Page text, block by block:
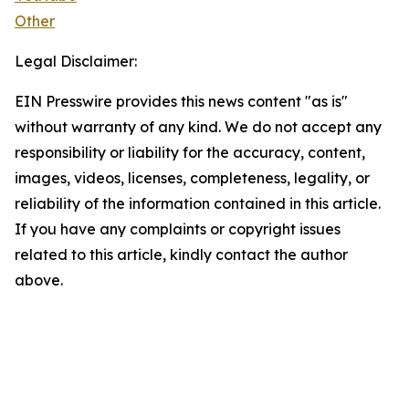
Other
Legal Disclaimer:
EIN Presswire provides this news content "as is"
without warranty of any kind. We do not accept any
responsibility or liability for the accuracy, content,
images, videos, licenses, completeness, legality, or
reliability of the information contained in this article.
If you have any complaints or copyright issues
related to this article, kindly contact the author
above.